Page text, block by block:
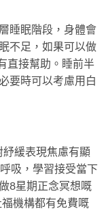
睡眠階段，身體會
不足，如果可以做
直接幫助。睡前半
要時可以考慮用白
緩表現焦慮有顯
吸，學習接受當下
8星期正念冥想嘅
機構都有免費嘅